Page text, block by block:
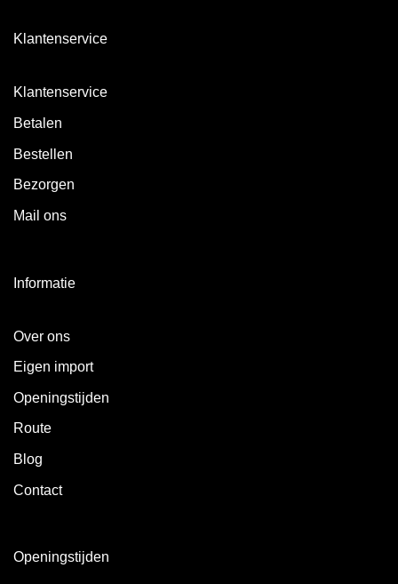
Klantenservice
Klantenservice
Betalen
Bestellen
Bezorgen
Mail ons
Informatie
Over ons
Eigen import
Openingstijden
Route
Blog
Contact
Openingstijden